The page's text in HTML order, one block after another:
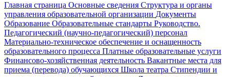
Главная страница Основные сведения Структура и органы
управления образовательной организации Документы
Образование Образовательные стандарты Руководство.
Педагогический (научно-педагогический) персонал
Материально-техническое обеспечение и оснащенность
образовательного процесса Платные образовательные услуги
Финансово-хозяйственная деятельность Вакантные места для
приема (перевода) обучающихся Школа театра Стипендии и